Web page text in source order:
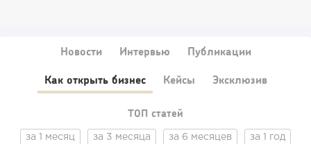
Новости Интервью Публикации
Как открыть бизнес Кейсы Эксклюзив
ТОП статей
за 1 месяц за 3 месяца за 6 месяцев за 1 год